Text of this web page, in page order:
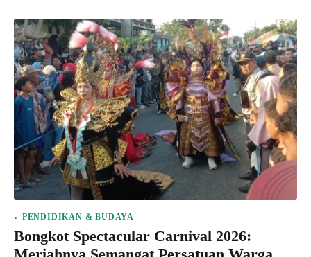
PENDIDIKAN & BUDAYA
Bongkot Spectacular Carnival 2026: